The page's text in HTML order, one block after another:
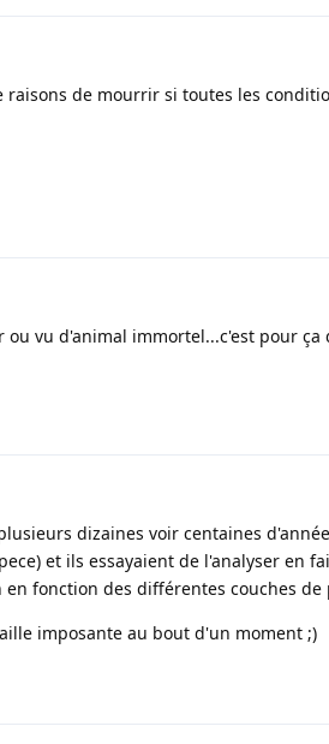
de mourrir si toutes les
vu d'animal immortel...c'est pour ça
dizaines voir centaines
et ils essayaient de l'analyser en
fonction des différentes couches de
imposante au bout d'un moment ;)